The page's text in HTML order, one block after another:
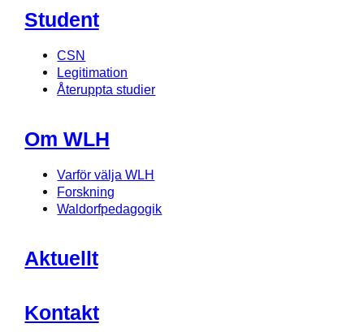
Student
CSN
Legitimation
Återuppta studier
Om WLH
Varför välja WLH
Forskning
Waldorfpedagogik
Aktuellt
Kontakt